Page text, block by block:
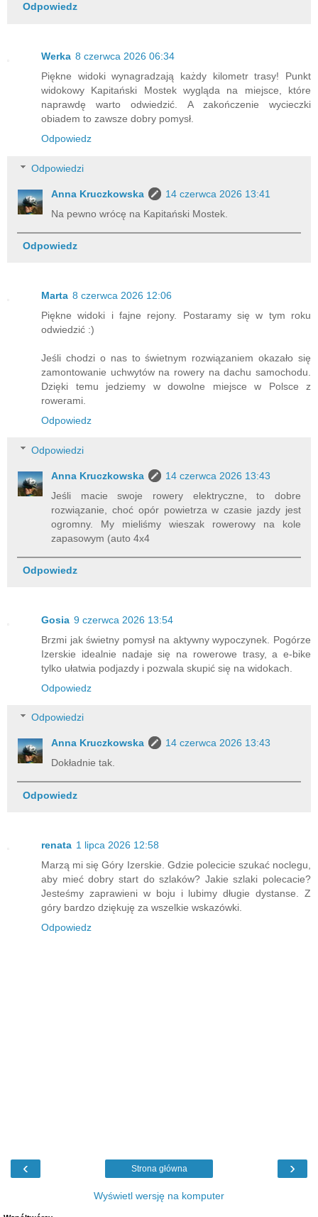
Odpowiedz
Werka 8 czerwca 2026 06:34
Piękne widoki wynagradzają każdy kilometr trasy! Punkt
widokowy Kapitański Mostek wygląda na miejsce, które
naprawdę warto odwiedzić. A zakończenie wycieczki
obiadem to zawsze dobry pomysł.
Odpowiedz
Odpowiedzi
Anna Kruczkowska
14 czerwca 2026 13:41
Na pewno wrócę na Kapitański Mostek.
Odpowiedz
Marta 8 czerwca 2026 12:06
Piękne widoki i fajne rejony. Postaramy się w tym roku
odwiedzić :)
Jeśli chodzi o nas to świetnym rozwiązaniem okazało się
zamontowanie uchwytów na rowery na dachu samochodu.
Dzięki temu jedziemy w dowolne miejsce w Polsce z
rowerami.
Odpowiedz
Odpowiedzi
Anna Kruczkowska
14 czerwca 2026 13:43
Jeśli macie swoje rowery elektryczne, to dobre
rozwiązanie, choć opór powietrza w czasie jazdy jest
ogromny. My mieliśmy wieszak rowerowy na kole
zapasowym (auto 4x4
Odpowiedz
Gosia 9 czerwca 2026 13:54
Brzmi jak świetny pomysł na aktywny wypoczynek. Pogórze
Izerskie idealnie nadaje się na rowerowe trasy, a e-bike
tylko ułatwia podjazdy i pozwala skupić się na widokach.
Odpowiedz
Odpowiedzi
Anna Kruczkowska
14 czerwca 2026 13:43
Dokładnie tak.
Odpowiedz
renata 1 lipca 2026 12:58
Marzą mi się Góry Izerskie. Gdzie polecicie szukać noclegu,
aby mieć dobry start do szlaków? Jakie szlaki polecacie?
Jesteśmy zaprawieni w boju i lubimy długie dystanse. Z
góry bardzo dziękuję za wszelkie wskazówki.
Odpowiedz
‹ ›
Strona główna
Wyświetl wersję na komputer